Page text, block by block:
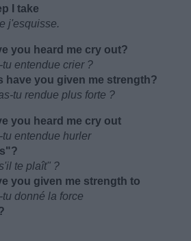
I take
j'esquisse.
you heard me cry out?
entendue crier ?
have you given me strength?
tu rendue plus forte ?
you heard me cry out
entendue hurler
te plaît" ?
you given me strength to
donné la force